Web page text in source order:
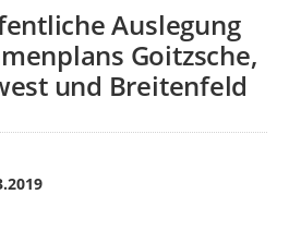
Auslegung
Goitzsche,
und Breitenfeld